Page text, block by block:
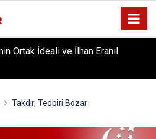
MERHABA’ COŞKUSU: Kursiyerler
Takdir, Tedbiri Bozar